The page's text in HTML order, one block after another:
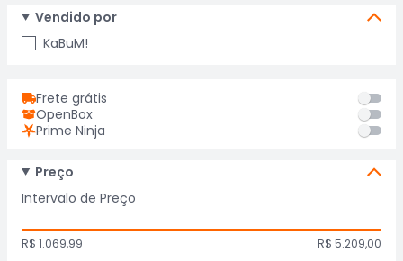
Ativar tradutor em libras
Vendido por
KaBuM!
Frete grátis
OpenBox
Prime Ninja
Preço
Intervalo de Preço
R$ 1.069,99
R$ 5.209,00